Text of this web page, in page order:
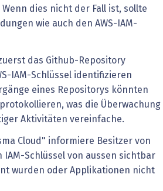
dies nicht der Fall ist, sollte
wie auch den AWS-IAM-
das Github-Repository
IAM-Schlüssel identifizieren
eines Repositorys könnten
was die Überwachung
Aktivitäten vereinfache.
Cloud" informiere Besitzer von
IAM-Schlüssel von aussen sichtbar
wurden oder Applikationen nicht